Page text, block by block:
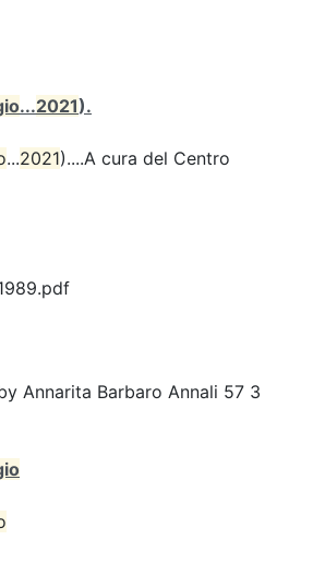
...2021).
...2021)....A cura del Centro
Annarita Barbaro Annali 57 3